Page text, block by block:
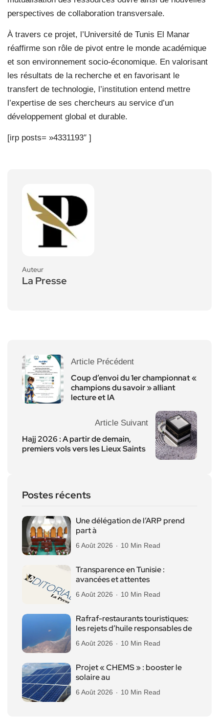
perspectives de collaboration transversale.
À travers ce projet, l’Université de Tunis El Manar
réaffirme son rôle de pivot entre le monde académique
et son environnement socio-économique. En valorisant
les résultats de la recherche et en favorisant le
transfert de technologie, l’institution entend mettre
l’expertise de ses chercheurs au service d’un
développement global et durable.
[irp posts= »4331193″ ]
Auteur
La Presse
Article Précédent
Coup d’envoi du 1er championnat «
champions du savoir » alliant
lecture et IA
Article Suivant
Hajj 2026 : A partir de demain,
premiers vols vers les Lieux Saints
Postes récents
Une délégation de l’ARP prend
part à
6 Août 2026 10 Min Read
Transparence en Tunisie :
avancées et attentes
6 Août 2026 10 Min Read
Rafraf-restaurants touristiques:
les rejets d’huile responsables de
6 Août 2026 10 Min Read
Projet « CHEMS » : booster le
solaire au
6 Août 2026 10 Min Read